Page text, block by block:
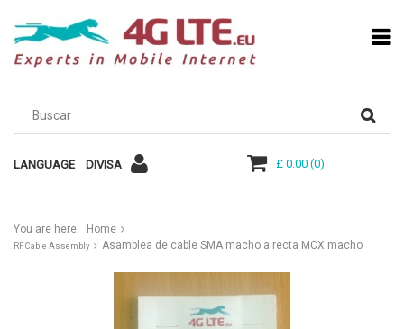
LANGUAGE DIVISA £ 0.00(0)
You are here: Home
RF Cable Assembly Asamblea de cable SMA macho a recta MCX macho